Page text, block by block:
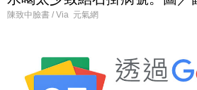
陳致中臉書 / Via 元氣網